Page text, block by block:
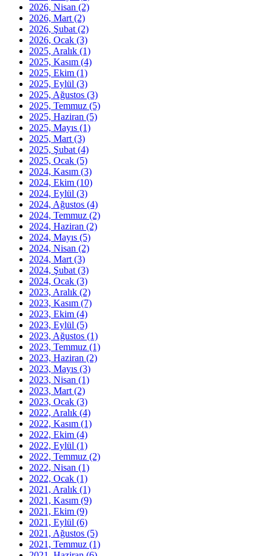
2026, Nisan (2)
2026, Mart (2)
2026, Şubat (2)
2026, Ocak (3)
2025, Aralık (1)
2025, Kasım (4)
2025, Ekim (1)
2025, Eylül (3)
2025, Ağustos (3)
2025, Temmuz (5)
2025, Haziran (5)
2025, Mayıs (1)
2025, Mart (3)
2025, Şubat (4)
2025, Ocak (5)
2024, Kasım (3)
2024, Ekim (10)
2024, Eylül (3)
2024, Ağustos (4)
2024, Temmuz (2)
2024, Haziran (2)
2024, Mayıs (5)
2024, Nisan (2)
2024, Mart (3)
2024, Şubat (3)
2024, Ocak (3)
2023, Aralık (2)
2023, Kasım (7)
2023, Ekim (4)
2023, Eylül (5)
2023, Ağustos (1)
2023, Temmuz (1)
2023, Haziran (2)
2023, Mayıs (3)
2023, Nisan (1)
2023, Mart (2)
2023, Ocak (3)
2022, Aralık (4)
2022, Kasım (1)
2022, Ekim (4)
2022, Eylül (1)
2022, Temmuz (2)
2022, Nisan (1)
2022, Ocak (1)
2021, Aralık (1)
2021, Kasım (9)
2021, Ekim (9)
2021, Eylül (6)
2021, Ağustos (5)
2021, Temmuz (1)